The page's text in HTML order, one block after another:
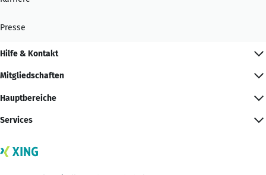
Presse
Hilfe & Kontakt
Mitgliedschaften
Hauptbereiche
Services